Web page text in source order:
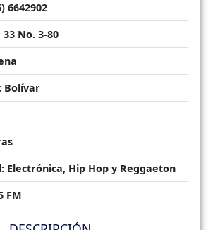
6642902
33 No. 3-80
Bolívar
Electrónica, Hip Hop y Reggaeton
FM